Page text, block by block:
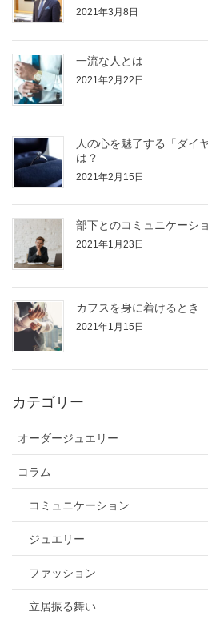
2021年3月8日
一流な人とは
2021年2月22日
人の心を魅了する「ダイ
は？
2021年2月15日
部下とのコミュニケーシ
2021年1月23日
カフスを身に着けるとき
2021年1月15日
カテゴリー
オーダージュエリー
コラム
コミュニケーション
ジュエリー
ファッション
立居振る舞い